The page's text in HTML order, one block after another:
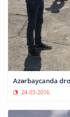
24-03-2016